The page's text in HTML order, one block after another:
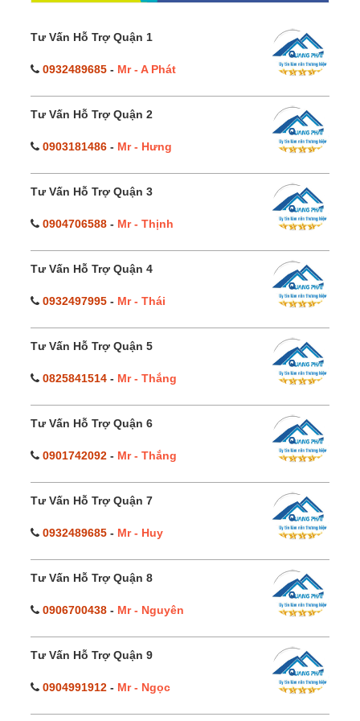
Tư Vấn Hỗ Trợ Quận 1
0932489685 - Mr - A Phát
Tư Vấn Hỗ Trợ Quận 2
0903181486 - Mr - Hưng
Tư Vấn Hỗ Trợ Quận 3
0904706588 - Mr - Thịnh
Tư Vấn Hỗ Trợ Quận 4
0932497995 - Mr - Thái
Tư Vấn Hỗ Trợ Quận 5
0825841514 - Mr - Thắng
Tư Vấn Hỗ Trợ Quận 6
0901742092 - Mr - Thắng
Tư Vấn Hỗ Trợ Quận 7
0932489685 - Mr - Huy
Tư Vấn Hỗ Trợ Quận 8
0906700438 - Mr - Nguyên
Tư Vấn Hỗ Trợ Quận 9
0904991912 - Mr - Ngọc